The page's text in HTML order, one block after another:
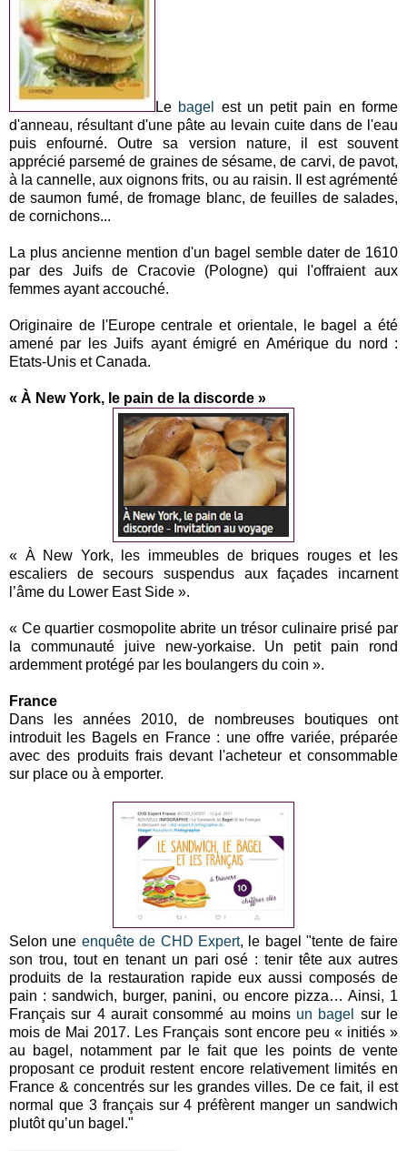
Le bagel
est un petit pain en forme
d'anneau, résultant d'une pâte au levain cuite dans de l'eau
puis enfourné. Outre sa version nature, il est souvent
apprécié parsemé de graines de sésame, de carvi, de pavot,
à la cannelle, aux oignons frits, ou au raisin. Il est agrémenté
de saumon fumé, de fromage blanc, de feuilles de salades,
de cornichons...
La plus ancienne mention d'un bagel semble dater de 1610
par des Juifs de Cracovie (Pologne) qui l'offraient aux
femmes ayant accouché.
Originaire de l'Europe centrale et orientale, le bagel a été
amené par les Juifs ayant émigré en Amérique du nord :
Etats-Unis et Canada.
« À New York, le pain de la discorde »
« À New York, les immeubles de briques rouges et les
escaliers de secours suspendus aux façades incarnent
l’âme du Lower East Side ».
« Ce quartier cosmopolite abrite un trésor culinaire prisé par
la communauté juive new-yorkaise. Un petit pain rond
ardemment protégé par les boulangers du coin ».
France
Dans les années 2010, de nombreuses boutiques ont
introduit les Bagels en France : une offre variée, préparée
avec des produits frais devant l'acheteur et consommable
sur place ou à emporter.
Selon une enquête de CHD Expert, le bagel "tente de faire
son trou, tout en tenant un pari osé : tenir tête aux autres
produits de la restauration rapide eux aussi composés de
pain : sandwich, burger, panini, ou encore pizza… Ainsi, 1
Français sur 4 aurait consommé au moins un bagel
sur le
mois de Mai 2017. Les Français sont encore peu « initiés »
au bagel, notamment par le fait que les points de vente
proposant ce produit restent encore relativement limités en
France & concentrés sur les grandes villes. De ce fait, il est
normal que 3 français sur 4 préfèrent manger un sandwich
plutôt qu’un bagel."